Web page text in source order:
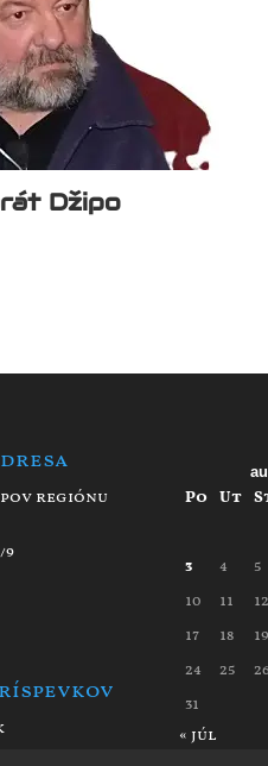
Džipo
regiónu
9
Po Ut
3
4 5
10
11 12
17
18 19
24
25 26
31
« júl